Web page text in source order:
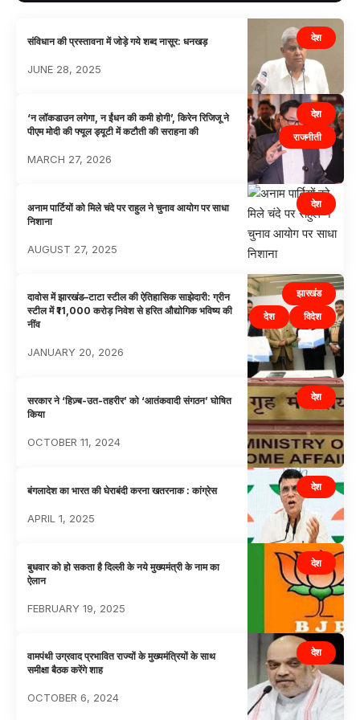
देश
संविधान की प्रस्तावना में जोड़े गये शब्द नासूर: धनखड़
JUNE 28, 2025
देश
राजनीती
‘न लॉकडाउन लगेगा, न ईंधन की कमी होगी’, किरेन रिजिजू ने
पीएम मोदी की फ्यूल ड्यूटी में कटौती की सराहना की
MARCH 27, 2026
देश
अनाम पार्टियों को मिले चंदे पर राहुल ने चुनाव आयोग पर साधा
निशाना
AUGUST 27, 2025
झारखंड
देश
विदेश
दावोस में झारखंड–टाटा स्टील की ऐतिहासिक साझेदारी: ग्रीन
स्टील में ₹11,000 करोड़ निवेश से हरित औद्योगिक भविष्य की
नींव
JANUARY 20, 2026
देश
सरकार ने ‘हिज़्ब-उत-तहरीर’ को ‘आतंकवादी संगठन’ घोषित
किया
OCTOBER 11, 2024
देश
बंगलादेश का भारत की घेराबंदी करना खतरनाक : कांग्रेस
APRIL 1, 2025
देश
बुधवार को हो सकता है दिल्ली के नये मुख्यमंत्री के नाम का
ऐलान
FEBRUARY 19, 2025
देश
वामपंथी उग्रवाद प्रभावित राज्यों के मुख्यमंत्रियों के साथ
समीक्षा बैठक करेंगे शाह
OCTOBER 6, 2024